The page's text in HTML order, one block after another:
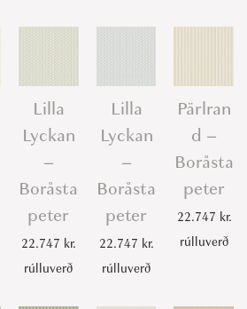
Lilla
Lyckan
–
Boråsta
peter
22.747 kr.
rúlluverð
Lilla
Lyckan
–
Boråsta
peter
22.747 kr.
rúlluverð
Pärlran
d –
Boråsta
peter
22.747 kr.
rúlluverð